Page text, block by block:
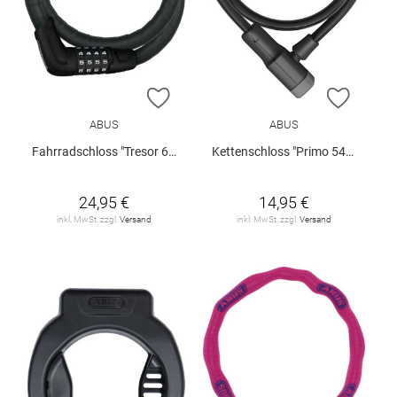
ZUR WUNSCHLISTE HINZUFÜGEN
ABUS
Fahrradschloss "Tresor 6615C/85/15"
24,95 €
inkl. MwSt. zzgl. Versand
ZUR
ABUS
Kettenschloss "Primo 5410K/85"
14,95 €
inkl. MwSt. zzgl. Versand